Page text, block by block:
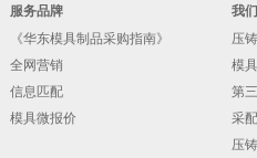
服务品牌
《华东模具制品采购指南》
全网营销
信息匹配
模具微报价
我
压
模
第
采
压